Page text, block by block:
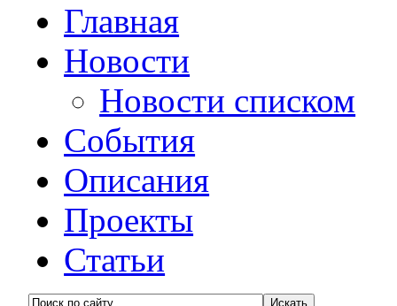
Главная
Новости
Новости списком
События
Описания
Проекты
Статьи